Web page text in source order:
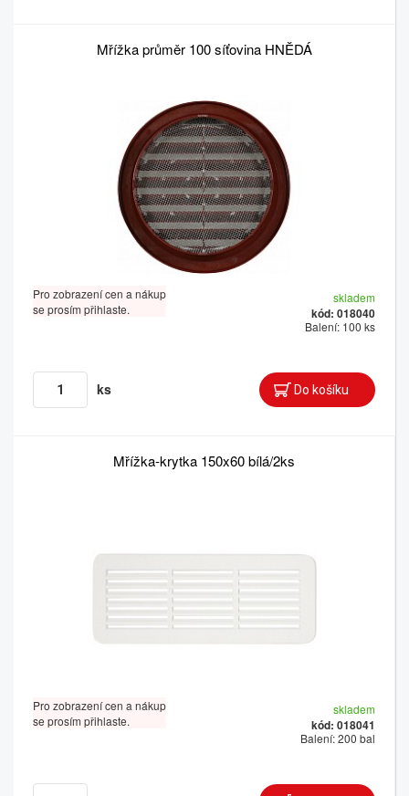
Mřížka průměr 100 síťovina HNĚDÁ
Pro zobrazení cen a nákup
se prosím přihlaste.
skladem
kód: 018040
Balení: 100 ks
ks
Mřížka-krytka 150x60 bílá/2ks
Pro zobrazení cen a nákup
se prosím přihlaste.
skladem
kód: 018041
Balení: 200 bal